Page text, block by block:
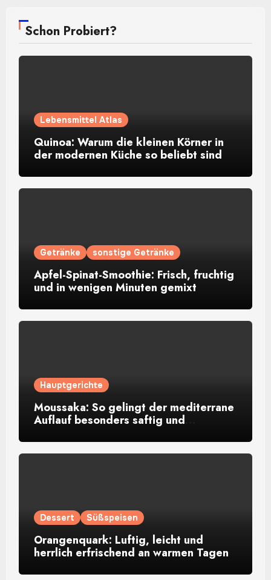
Schon Probiert?
Lebensmittel Atlas
Quinoa: Warum die kleinen Körner in
der modernen Küche so beliebt sind
Getränke sonstige Getränke
Apfel-Spinat-Smoothie: Frisch, fruchtig
und in wenigen Minuten gemixt
Hauptgerichte
Moussaka: So gelingt der mediterrane
Auflauf besonders saftig und
Dessert Süßspeisen
Orangenquark: Luftig, leicht und
herrlich erfrischend an warmen Tagen